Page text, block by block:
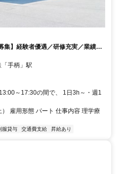
集】経験者優遇／研修充実／業績好
手柄」駅
～17:30の間で、 1日3h～・週1
雇用形態 パート 仕事内容 理学療
服貸与 交通費支給 昇給あり